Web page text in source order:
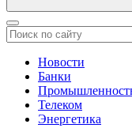
Новости
Банки
Телеком
Энергетика